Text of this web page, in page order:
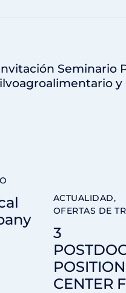
Seminario
y
ACTUALIDAD,
OFERTAS DE
3
CENTER